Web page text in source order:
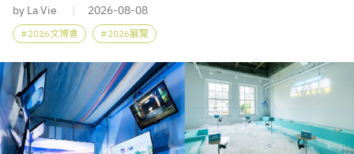
by La Vie 2026-08-08
2026文博會 2026展覽